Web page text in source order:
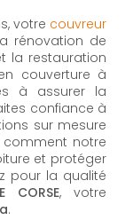
votre couvreur
rénovation de
la restauration
couverture à
à assurer la
confiance à
sur mesure
comment notre
et protéger
pour la qualité
CORSE, votre
.